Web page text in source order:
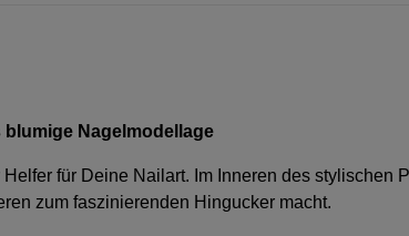
Nagelmodellage
für Deine Nailart. Im Inneren des stylischen
zum faszinierenden Hingucker macht.